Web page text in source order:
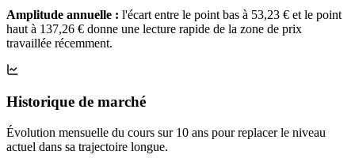
Amplitude annuelle : l'écart entre le point bas à 53,23 € et le point
haut à 137,26 € donne une lecture rapide de la zone de prix
travaillée récemment.
Historique de marché
Évolution mensuelle du cours sur 10 ans pour replacer le niveau
actuel dans sa trajectoire longue.